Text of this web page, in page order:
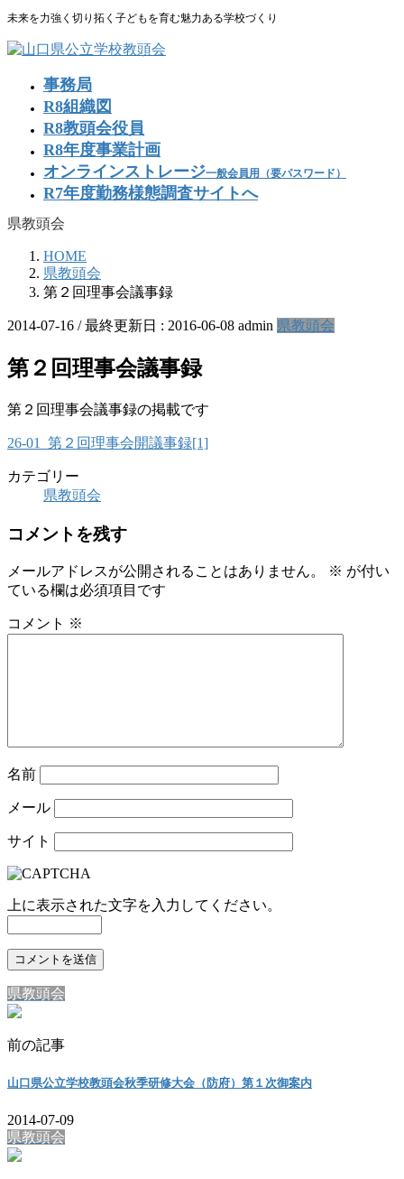
コ
ン
テ
ナ
ビ
ゲ
未来を力強く切り拓く子どもを育む魅力ある学校づくり
事務局
R8組織図
R8教頭会役員
R8年度事業計画
オンラインストレージ一般会員用（要パスワード）
R7年度勤務様態調査サイトへ
県教頭会
HOME
県教頭会
第２回理事会議事録
2014-07-16 / 最終更新日 : 2016-06-08 admin 県教頭会
第２回理事会議事録
第２回理事会議事録の掲載です
26-01_第２回理事会開議事録[1]
カテゴリー
県教頭会
コメントを残す
メールアドレスが公開されることはありません。 ※ が付い
ている欄は必須項目です
コメント ※
名前
メール
サイト
上に表示された文字を入力してください。
県教頭会
前の記事
山口県公立学校教頭会秋季研修大会（防府）第１次御案内
2014-07-09
県教頭会